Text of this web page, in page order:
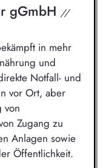
gGmbH //
in mehr
und
Notfall- und
vor Ort, aber
von
Zugang zu
Anlagen sowie
Öffentlichkeit.